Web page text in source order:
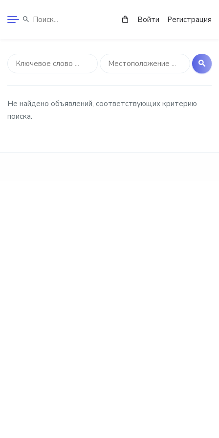
Войти Регистрация
Не найдено объявлений, соответствующих критерию
поиска.